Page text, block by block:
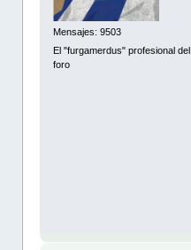
Mensajes: 9503
El "furgamerdus" profesional del
foro